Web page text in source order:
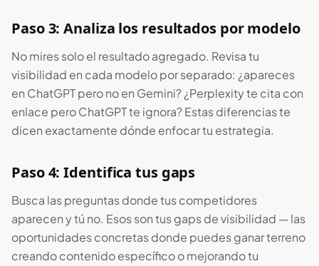
Paso 3: Analiza los resultados por modelo
No mires solo el resultado agregado. Revisa tu
visibilidad en cada modelo por separado: ¿apareces
en ChatGPT pero no en Gemini? ¿Perplexity te cita con
enlace pero ChatGPT te ignora? Estas diferencias te
dicen exactamente dónde enfocar tu estrategia.
Paso 4: Identifica tus gaps
Busca las preguntas donde tus competidores
aparecen y tú no. Esos son tus gaps de visibilidad — las
oportunidades concretas donde puedes ganar terreno
creando contenido específico o mejorando tu